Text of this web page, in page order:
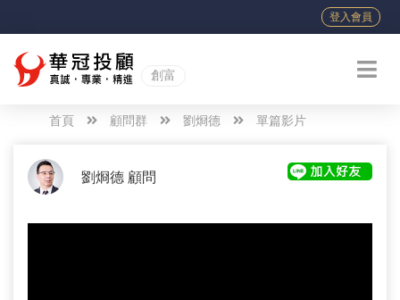
登入會員
創富
首頁 顧問群 劉烱德 單篇影片
劉烱德 顧問